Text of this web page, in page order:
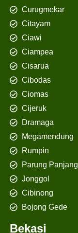
Curugmekar
Citayam
Ciawi
Ciampea
Cisarua
Cibodas
Ciomas
Cijeruk
Dramaga
Megamendung
Rumpin
Parung Panjang
Jonggol
Cibinong
Bojong Gede
Bekasi